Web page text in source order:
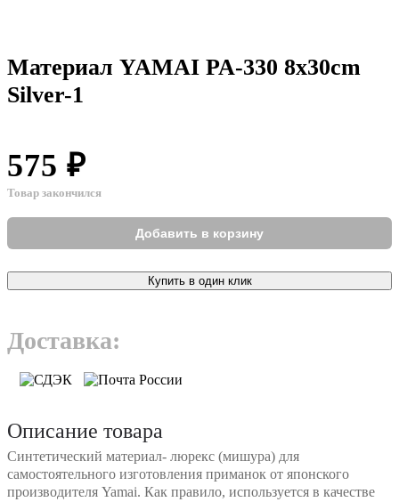
Материал YAMAI PA-330 8x30cm
Silver-1
575 ₽
Товар закончился
Добавить в корзину
Купить в один клик
Доставка:
Описание товара
Синтетический материал- люрекс (мишура) для
самостоятельного изготовления приманок от японского
производителя Yamai. Как правило, используется в качестве